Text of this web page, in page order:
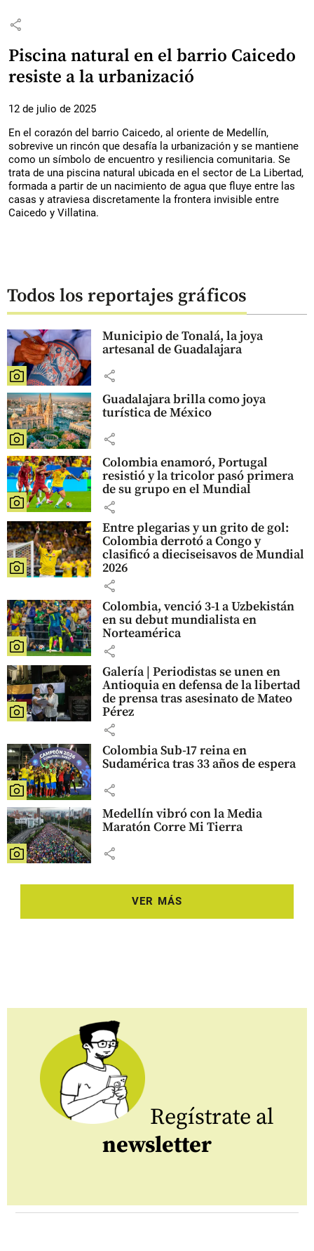
share
Piscina natural en el barrio Caicedo
resiste a la urbanizació
12 de julio de 2025
En el corazón del barrio Caicedo, al oriente de Medellín,
sobrevive un rincón que desafía la urbanización y se mantiene
como un símbolo de encuentro y resiliencia comunitaria. Se
trata de una piscina natural ubicada en el sector de La Libertad,
formada a partir de un nacimiento de agua que fluye entre las
casas y atraviesa discretamente la frontera invisible entre
Caicedo y Villatina.
Todos los reportajes gráficos
Municipio de Tonalá, la joya
artesanal de Guadalajara
share
Guadalajara brilla como joya
turística de México
share
Colombia enamoró, Portugal
resistió y la tricolor pasó primera
de su grupo en el Mundial
share
Entre plegarias y un grito de gol:
Colombia derrotó a Congo y
clasificó a dieciseisavos de Mundial
2026
share
Colombia, venció 3-1 a Uzbekistán
en su debut mundialista en
Norteamérica
share
Galería | Periodistas se unen en
Antioquia en defensa de la libertad
de prensa tras asesinato de Mateo
Pérez
share
Colombia Sub-17 reina en
Sudamérica tras 33 años de espera
share
Medellín vibró con la Media
Maratón Corre Mi Tierra
share
VER MÁS
Regístrate al
newsletter